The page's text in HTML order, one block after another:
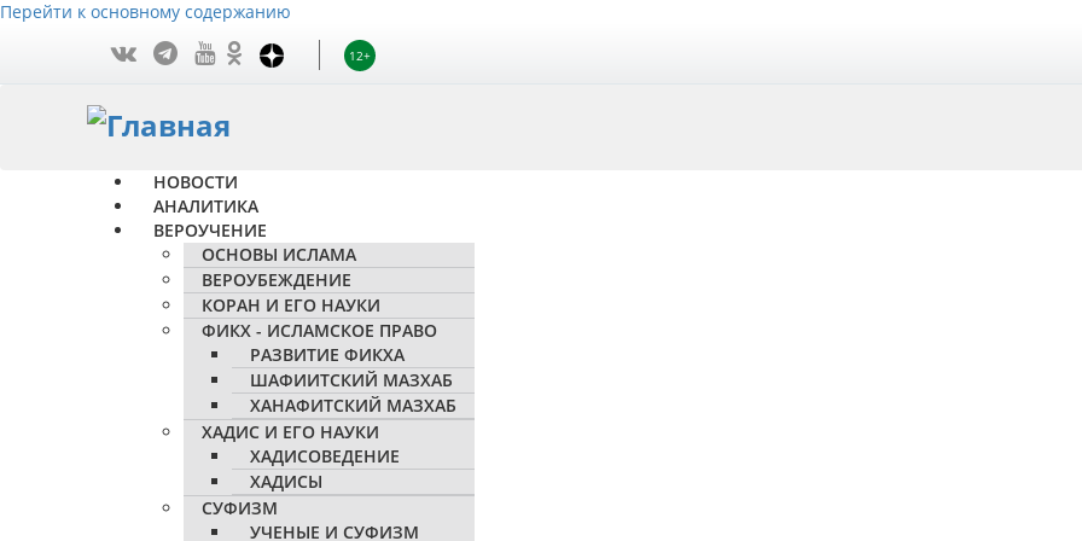
Перейти к основному содержанию
12+
НОВОСТИ
АНАЛИТИКА
ВЕРОУЧЕНИЕ
ОСНОВЫ ИСЛАМА
ВЕРОУБЕЖДЕНИЕ
КОРАН И ЕГО НАУКИ
ФИКХ - ИСЛАМСКОЕ ПРАВО
РАЗВИТИЕ ФИКХА
ШАФИИТСКИЙ МАЗХАБ
ХАНАФИТСКИЙ МАЗХАБ
ХАДИС И ЕГО НАУКИ
ХАДИСОВЕДЕНИЕ
ХАДИСЫ
СУФИЗМ
УЧЕНЫЕ И СУФИЗМ